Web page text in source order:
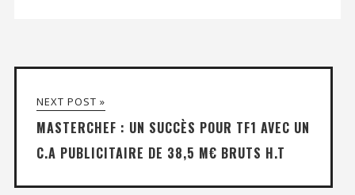
NEXT POST »
MASTERCHEF : UN SUCCÈS POUR TF1 AVEC UN
C.A PUBLICITAIRE DE 38,5 M€ BRUTS H.T